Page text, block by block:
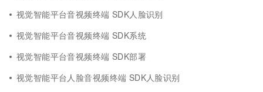
视觉智能平台音视频终端 SDK人脸识别
视觉智能平台音视频终端 SDK系统
视觉智能平台音视频终端 SDK部署
视觉智能平台人脸音视频终端 SDK人脸识别